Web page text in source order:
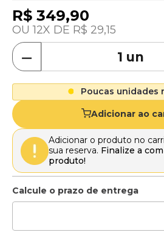
R$ 349,90
12 R$ 29,15
－
Poucas unidades
Adicionar ao
Adicionar o produto no
sua reserva. Finalize a
produto!